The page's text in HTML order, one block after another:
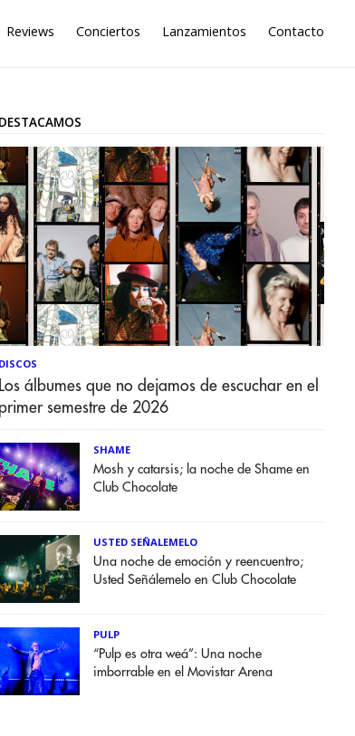
Reviews Conciertos Lanzamientos Contacto
DESTACAMOS
DISCOS
Los álbumes que no dejamos de escuchar en el
primer semestre de 2026
SHAME
Mosh y catarsis; la noche de Shame en
Club Chocolate
USTED SEÑALEMELO
Una noche de emoción y reencuentro;
Usted Señálemelo en Club Chocolate
PULP
“Pulp es otra weá”: Una noche
imborrable en el Movistar Arena